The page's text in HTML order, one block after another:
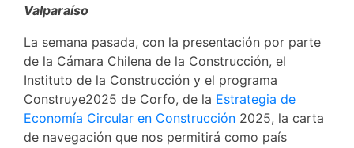
Valparaíso
La semana pasada, con la presentación por parte
de la Cámara Chilena de la Construcción, el
Instituto de la Construcción y el programa
Construye2025 de Corfo, de la Estrategia de
Economía Circular en Construcción 2025, la carta
de navegación que nos permitirá como país